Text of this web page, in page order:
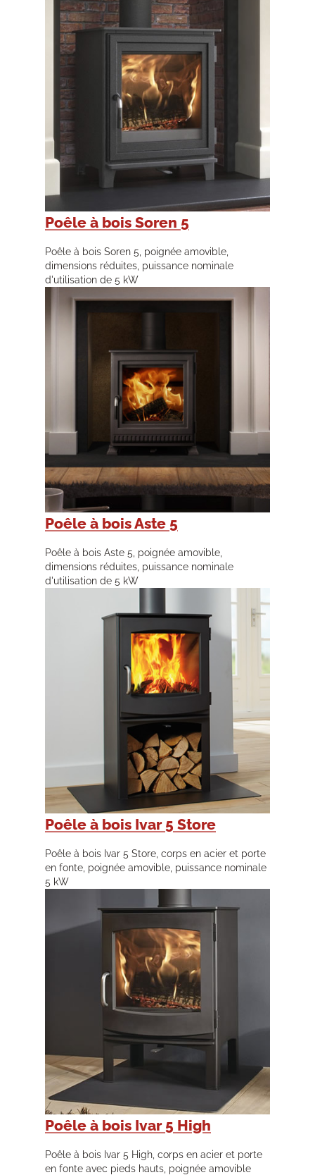
Poêle à bois Soren 5
Poêle à bois Soren 5, poignée amovible,
dimensions réduites, puissance nominale
d'utilisation de 5 kW
Poêle à bois Aste 5
Poêle à bois Aste 5, poignée amovible,
dimensions réduites, puissance nominale
d'utilisation de 5 kW
Poêle à bois Ivar 5 Store
Poêle à bois Ivar 5 Store, corps en acier et porte
en fonte, poignée amovible, puissance nominale
5 kW
Poêle à bois Ivar 5 High
Poêle à bois Ivar 5 High, corps en acier et porte
en fonte avec pieds hauts, poignée amovible